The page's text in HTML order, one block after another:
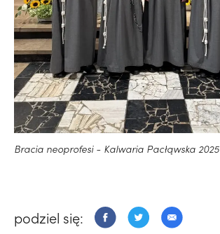
Bracia neoprofesi - Kalwaria Pacłąwska 2025
podziel się: